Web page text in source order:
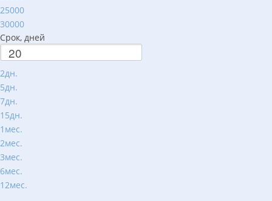
25000
30000
Срок, дней
2дн.
5дн.
7дн.
15дн.
1мес.
2мес.
3мес.
6мес.
12мес.